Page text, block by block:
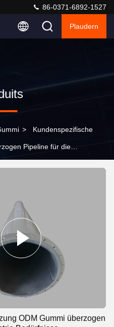
86-0371-6892-1527
Plaudern
> Kundenspezifische
Pipeline für die
ODM Gummi überzogen